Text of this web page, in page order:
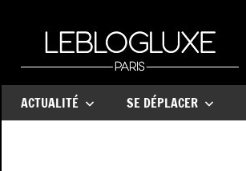
contenu
ACTUALITÉ SE DÉPLACER